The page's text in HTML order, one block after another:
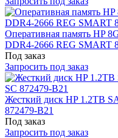
Оперативная память HP
DDR4-2666 REG SMART
Под заказ
Запросить под заказ
Жесткий диск HP 1.2TB
872479-B21
Под заказ
Запросить под заказ